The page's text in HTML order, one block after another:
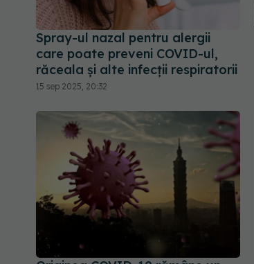
Spray-ul nazal pentru alergii
care poate preveni COVID-ul,
răceala și alte infecții respiratorii
15 sep 2025, 20:32